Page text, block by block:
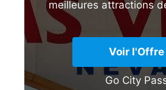
meilleures attractions
Voir l'Offre
Go City